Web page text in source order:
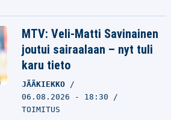
MTV: Veli-Matti Savinainen
joutui sairaalaan – nyt tuli
karu tieto
JÄÄKIEKKO
06.08.2026 - 18:30
TOIMITUS